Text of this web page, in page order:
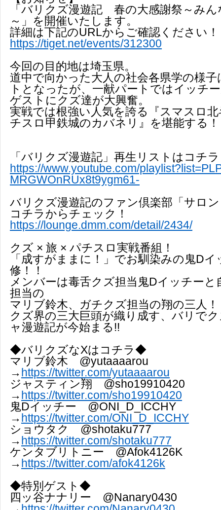
「バリクズ漫遊記 春の大感謝祭～み
～」を開催いたします。
詳細は下記のURLからご確認ください！
https://tiget.net/events/312300
今回の目的地は埼玉県。
道中で向かった大人の社会各県学の様
トとなったが、一献パートではイッチ
ゲストにクズ達が大興奮。
実戦では根強い人気を誇る『スマスロ
チスロ甲鉄城のカバネリ』を堪能する！
「バリクズ漫遊記」再生リストはコチ
https://www.youtube.com/
MRGWOnRUx8t9ygm61-
バリクズ漫遊記のファン倶楽部「サロ
コチラからチェック！
https://lounge.dmm.com/detail/2434/
クズ × 旅 × パチスロ実戦番組！
「成すがままに！」でお馴染みの鬼Dイ
修！！
メンバーは毒舌クズ担当鬼Dイッチーと
担当の
マリブ鈴木、ガチクズ担当の翔の三人！
クズ界の三大巨頭が織り成す、バリで
ャ漫遊記が今始まる!!
◆バリクズなXはコチラ◆
マリブ鈴木 @yutaaaarou
→https://twitter.com/yutaaaarou
ジャスティン翔 @sho19910420
→https://twitter.com/sho19910420
鬼Dイッチー @ONI_D_ICCHY
→https://twitter.com/ONI_D_ICCHY
ショウタク @shotaku777
→https://twitter.com/shotaku777
ケンタブリトニー @Afok4126K
→https://twitter.com/afok4126k
◆特別ゲスト◆
四ッ谷ナナリー @Nanary0430